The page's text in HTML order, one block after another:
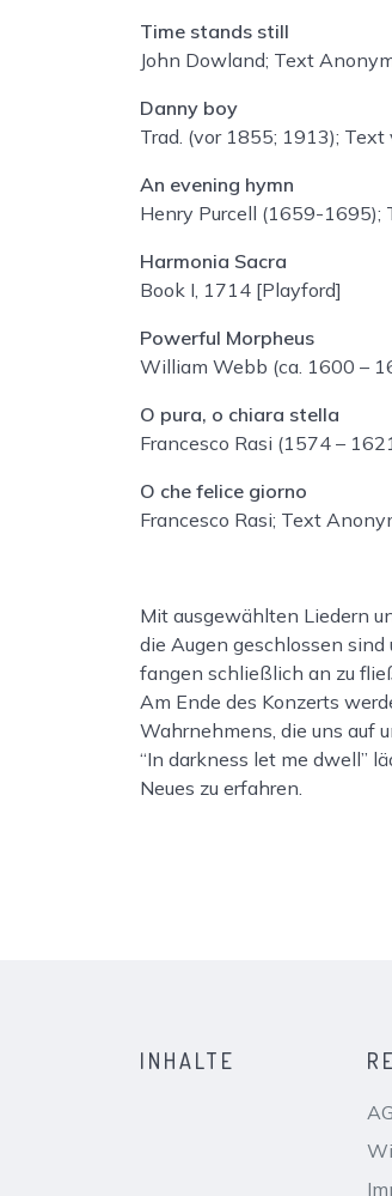
Time stands still
John Dowland; Text
Danny boy
Trad. (vor 1855; 1913);
An evening hymn
Henry Purcell (1659-1695);
Harmonia Sacra
Book I, 1714 [Playford]
Powerful Morpheus
William Webb (ca. 1600 –
O pura, o chiara stella
Francesco Rasi (1574 –
O che felice giorno
Francesco Rasi; Text
Mit ausgewählten Liedern
die Augen geschlossen
fangen schließlich an zu
Am Ende des Konzerts
Wahrnehmens, die uns auf
“In darkness let me dwell”
Neues zu erfahren.
INHALTE